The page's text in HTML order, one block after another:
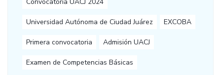
Universidad Autónoma de Ciudad Juárez EXCOBA
Primera convocatoria Admisión UACJ
Examen de Competencias Básicas